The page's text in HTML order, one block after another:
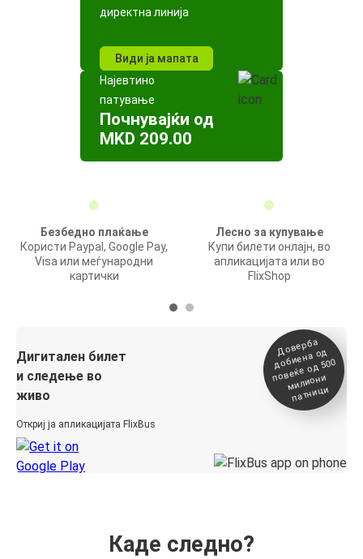
директна линија
Види ја мапата
Најевтино
патување
Почнувајќи од
MKD 209.00
Безбедно плаќање
Користи Paypal, Google Pay,
Visa или меѓународни
картички
Лесно за купување
Купи билети онлајн, во
апликацијата или во
FlixShop
Дигитален билет
и следење во
живо
Откриј ја апликацијата FlixBus
Доверба
добиена о
д
повеќе о
д 500
милиони
патници
Каде следно?